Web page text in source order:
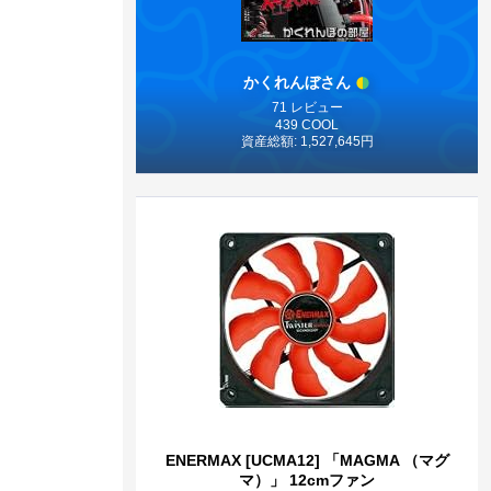
かくれんぼさん
71 レビュー
439 COOL
資産総額: 1,527,645円
ENERMAX [UCMA12] 「MAGMA （マグ
マ）」 12cmファン